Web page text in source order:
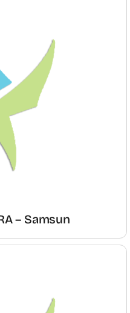
– Samsun